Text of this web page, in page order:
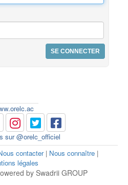
sur @orelc_officiel
contacter| Nous connaître |
légales
by Swadrii GROUP